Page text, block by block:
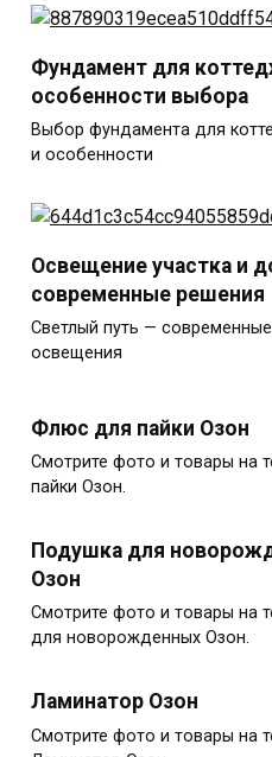
Фундамент для
особенности выбора
Выбор фундамента для
и особенности
Освещение участка и
современные решения
Светлый путь —
освещения
Флюс для пайки Озон
Смотрите фото и товары на
пайки Озон.
Подушка для
Озон
Смотрите фото и товары на
для новорожденных Озон.
Ламинатор Озон
Смотрите фото и товары на